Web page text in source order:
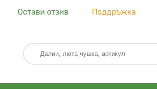
Остави отзив Поддръжка